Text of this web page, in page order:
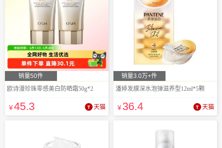
销量50件
欧诗漫珍珠零感美白防晒霜50g*2
¥45.3 天猫
销量3.0万+件
潘婷发膜深水泡弹滋养型12ml*5颗
¥36.4 天猫